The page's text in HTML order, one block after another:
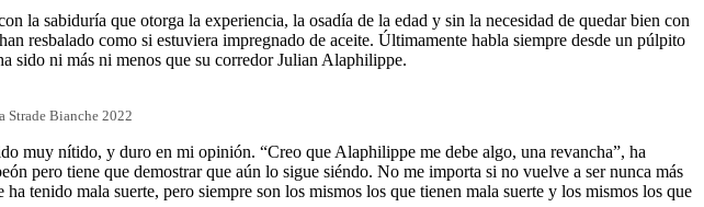
la sabiduría que otorga la experiencia, la osadía de la edad y sin la necesidad de quedar bien con
resbalado como si estuviera impregnado de aceite. Últimamente habla siempre desde un púlpito
sido ni más ni menos que su corredor Julian Alaphilippe.
Strade Bianche 2022
muy nítido, y duro en mi opinión. “Creo que Alaphilippe me debe algo, una revancha”, ha
pero tiene que demostrar que aún lo sigue siéndo. No me importa si no vuelve a ser nunca más
tenido mala suerte, pero siempre son los mismos los que tienen mala suerte y los mismos los que